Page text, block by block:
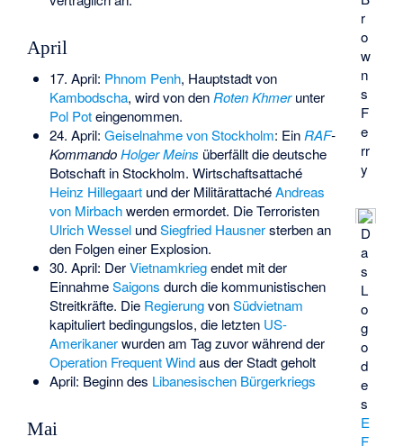
r
o
w
n
s
F
e
rr
y
D
a
s
L
o
g
o
d
e
s
E
F
April
17. April: Phnom Penh, Hauptstadt von
Kambodscha, wird von den Roten Khmerunter
Pol Poteingenommen.
24. April: Geiselnahme von Stockholm: Ein RAF-
KommandoHolger Meins überfällt die deutsche
Botschaft in Stockholm. Wirtschaftsattaché
Heinz Hillegaartund der MilitärattachéAndreas
von Mirbachwerden ermordet. Die Terroristen
Ulrich WesselundSiegfried Hausnersterben an
den Folgen einer Explosion.
30. April: DerVietnamkriegendet mit der
EinnahmeSaigons durch die kommunistischen
Streitkräfte. Die RegierungvonSüdvietnam
kapituliert bedingungslos, die letzten US-
Amerikanerwurden am Tag zuvor während der
Operation Frequent Windaus der Stadt geholt
April: Beginn des Libanesischen Bürgerkriegs
Mai